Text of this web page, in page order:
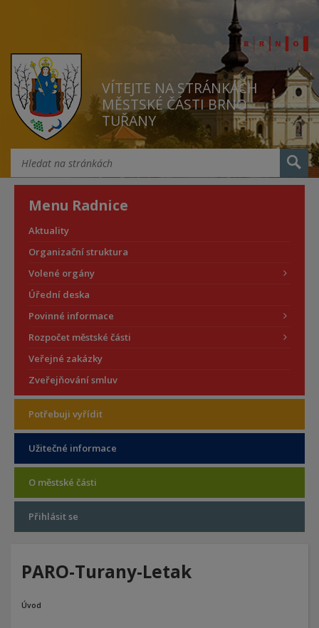
VÍTEJTE NA STRÁNKÁCH
MĚSTSKÉ ČÁSTI BRNO
TUŘANY
Menu Radnice
Aktuality
Organizační struktura
Volené orgány
Úřední deska
Povinné informace
Rozpočet městské části
Veřejné zakázky
Zveřejňování smluv
Potřebuji vyřídit
Užitečné informace
O městské části
Přihlásit se
PARO-Turany-Letak
Úvod